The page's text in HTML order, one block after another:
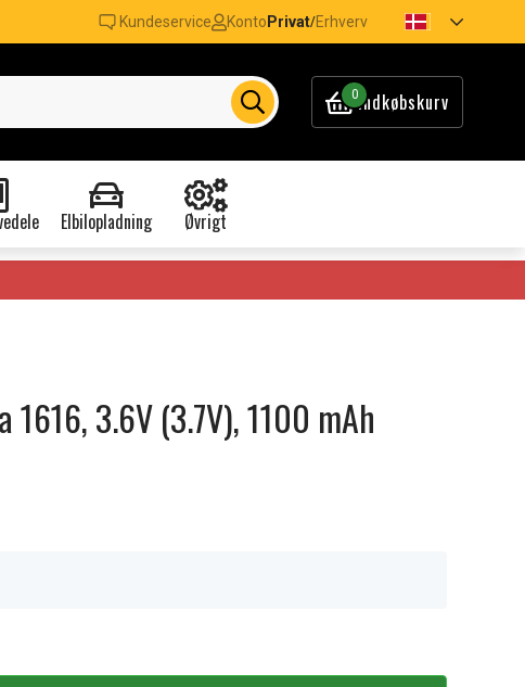
Kundeservice Konto Privat/Erhverv
0Indkøbskurv
Elbilopladning Øvrigt
3.6V (3.7V), 1100 mAh